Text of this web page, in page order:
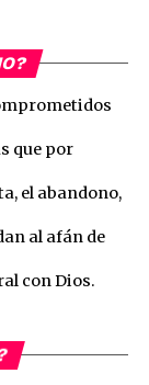
que por
el abandono,
al afán de
con Dios.